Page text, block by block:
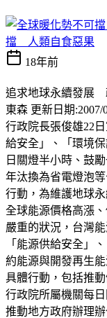
擋 人類自食惡果
18年前
追求地球永續發展
東森 更新日期
行政院長張俊雄22
給安全」、「環境
日關燈半小時、鼓
年汰換為省電燈泡
行動，為維護地球
全球能源價格高漲
嚴重的狀況，台灣
「能源供給安全」
約能源與開發再生
具體行動，包括推
行政院所屬機關每
推動地方政府辦理